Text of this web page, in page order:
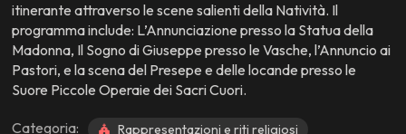
itinerante attraverso le scene salienti della Natività. Il
programma include: L’Annunciazione presso la Statua della
Madonna, Il Sogno di Giuseppe presso le Vasche, l’Annuncio ai
Pastori, e la scena del Presepe e delle locande presso le
Suore Piccole Operaie dei Sacri Cuori.
Categoria: Rappresentazioni e riti religiosi